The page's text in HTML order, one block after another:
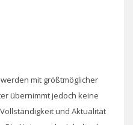
mit größtmöglicher
übernimmt jedoch keine
und Aktualität